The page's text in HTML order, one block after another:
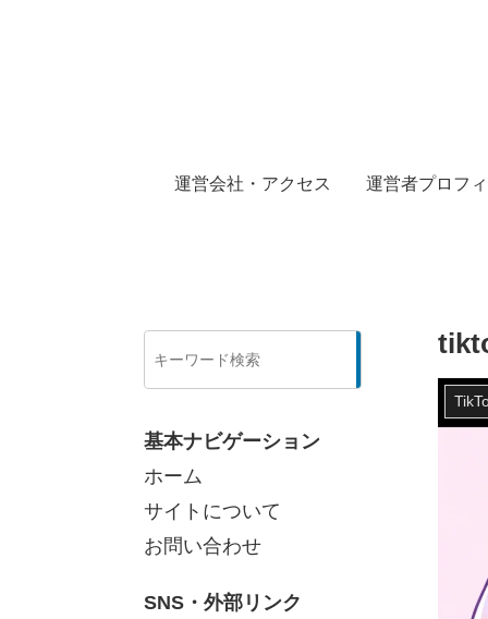
運営会社・アクセス 運営者プロフ
基本ナビゲーション
ホーム
サイトについて
お問い合わせ
SNS・外部リンク